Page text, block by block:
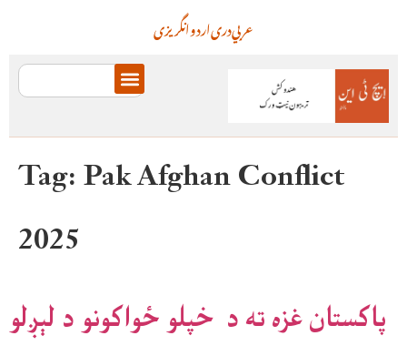
انگریزیاردودریعربي
Tag:Pak Afghan Conflict
2025
پاکستان غزه ته د خپلو ځواکونو د لېږلو